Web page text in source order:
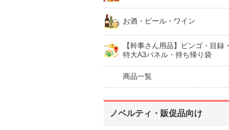
お酒・ビール・ワイン
【幹事さん用品】ビンゴ・目録・
特大A3パネル・持ち帰り袋
商品一覧
ノベルティ・販促品向け